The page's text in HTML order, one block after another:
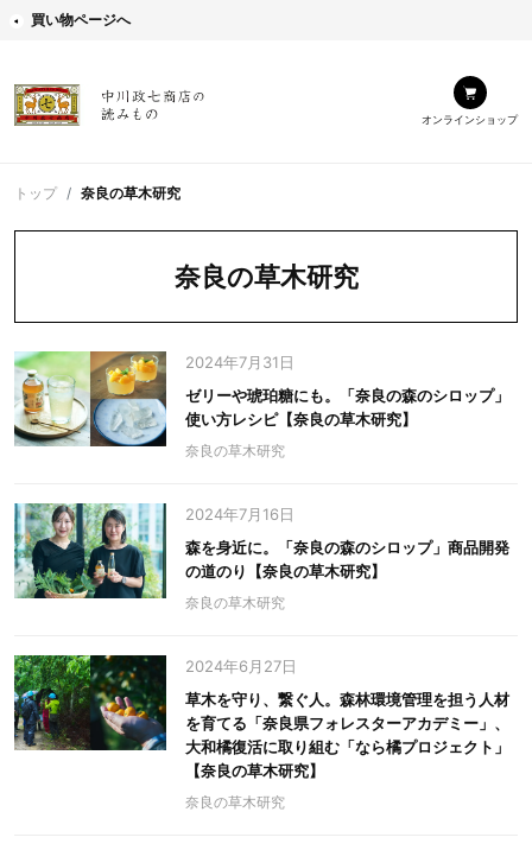
買い物ページへ
オンラインショップ
トップ 奈良の草木研究
奈良の草木研究
2024年7月31日
ゼリーや琥珀糖にも。「奈良の森のシロップ」
使い方レシピ【奈良の草木研究】
奈良の草木研究
2024年7月16日
森を身近に。「奈良の森のシロップ」商品開発
の道のり【奈良の草木研究】
奈良の草木研究
2024年6月27日
草木を守り、繋ぐ人。森林環境管理を担う人材
を育てる「奈良県フォレスターアカデミー」、
大和橘復活に取り組む「なら橘プロジェクト」
【奈良の草木研究】
奈良の草木研究